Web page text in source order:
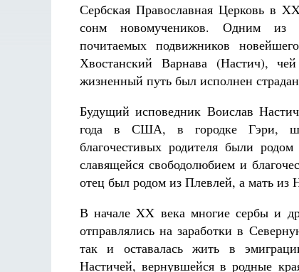
Сербская Православная Церковь в
сонм новомучеников. Одним из
почитаемых подвижников
Хвостанский Варнава (Настич),
жизненный путь был исполнен
Будущий исповедник Воислав
года в США, в городке Гэри,
благочестивых родителя были
славящейся свободолюбием и
отец был родом из Плевлей, а мать из
В начале XX века многие сербы и
отправлялись на заработки в
так и оставалась жить в
Настичей, вернувшейся в родные